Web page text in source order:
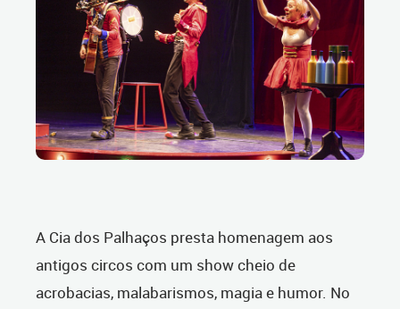
A Cia dos Palhaços presta homenagem aos
antigos circos com um show cheio de
acrobacias, malabarismos, magia e humor. No